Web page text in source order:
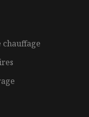
chauffage